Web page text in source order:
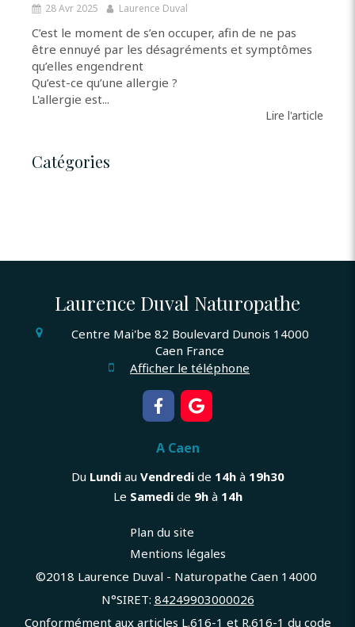
28 Avr 2025 Laurence Duval
C’est le moment de s’en occuper, afin de ne pas
être ennuyé par les désagréments et symptômes
qu’elles engendrent
Qu’est-ce qu’une allergie ?
L'allergie est...
Lire l'article
Catégories
Laurence Duval Naturopathe
Centre Mai'be 82 Boulevard Dunois 14000
Caen France
Afficher le téléphone
A Caen
Du Lundiau Vendredide 14hà 19h30
Le Samedide 9hà 14h
Plan du site
Mentions légales
©2018 Laurence Duval - Naturopathe Caen 14000
N°SIRET: 84249903000026
Conformément aux articles L.616-1 et R.616-1 du code